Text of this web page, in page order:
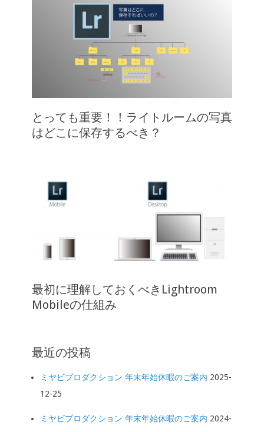
とっても重要！！ライトルームの写真
はどこに保存するべき？
最初に理解しておくべきLightroom
Mobileの仕組み
最近の投稿
ミヤビプロダクション 年末年始休暇のご案内 2025-
12-25
ミヤビプロダクション 年末年始休暇のご案内 2024-